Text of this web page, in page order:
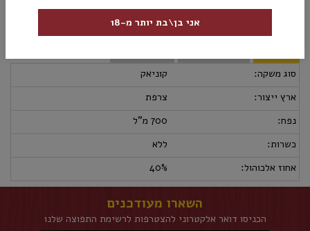
סוג משקה:
קוניאק
ארץ ייצור:
צרפת
נפח:
700 מ"ל
כשרות:
ללא
אחוז אלכוהול:
40%
השארו מעודכנים
הכניסו דואר אלקטרוני להצטרפות לרשימת התפוצה שלנו
אני בן\בת יותר מ-18